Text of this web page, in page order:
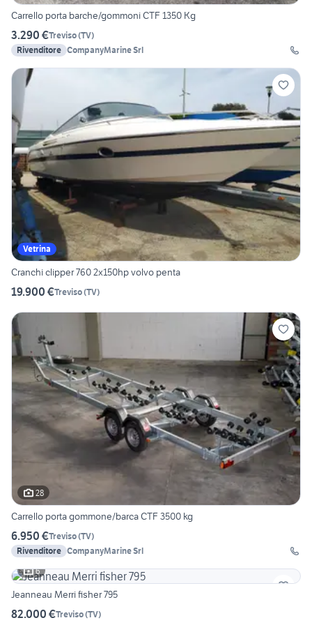
Carrello porta barche/gommoni CTF 1350 Kg
3.290 €Treviso(TV)
Rivenditore CompanyMarine Srl
Vetrina
Cranchi clipper 760 2x150hp volvo penta
19.900 €Treviso(TV)
28
Carrello porta gommone/barca CTF 3500 kg
6.950 €Treviso(TV)
Rivenditore CompanyMarine Srl
6
Jeanneau Merri fisher 795
82.000 €Treviso(TV)